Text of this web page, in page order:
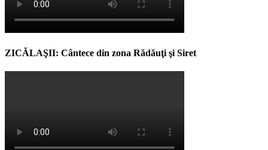
ZICĂLAŞII: Cântece din zona Rădăuţi şi Siret